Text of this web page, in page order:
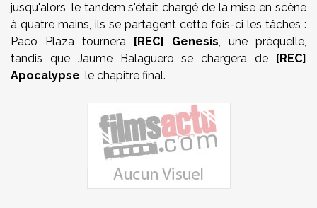
jusqu'alors, le tandem s'était chargé de la mise en scène
à quatre mains, ils se partagent cette fois-ci les tâches :
Paco Plaza tournera [REC] Genesis, une préquelle,
tandis que Jaume Balaguero se chargera de [REC]
Apocalypse, le chapitre final.